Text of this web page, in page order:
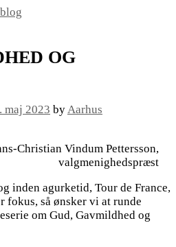
OG
maj 2023 byAarhus
Christian Vindum Pettersson,
valgmenighedspræst
inden agurketid, Tour de France,
fokus, så ønsker vi at runde
om Gud, Gavmildhed og